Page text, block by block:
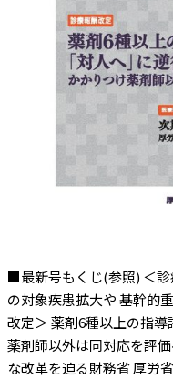
■最新号もくじ(参照) ＜
の対象疾患拡大や 基幹的
改定＞ 薬剤6種以上の指
薬剤師以外は同対応を評
な改革を迫る財務省 厚労